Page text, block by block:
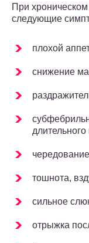
При
следующие
плохой
снижение
тошнота,
сильное
отрыжка